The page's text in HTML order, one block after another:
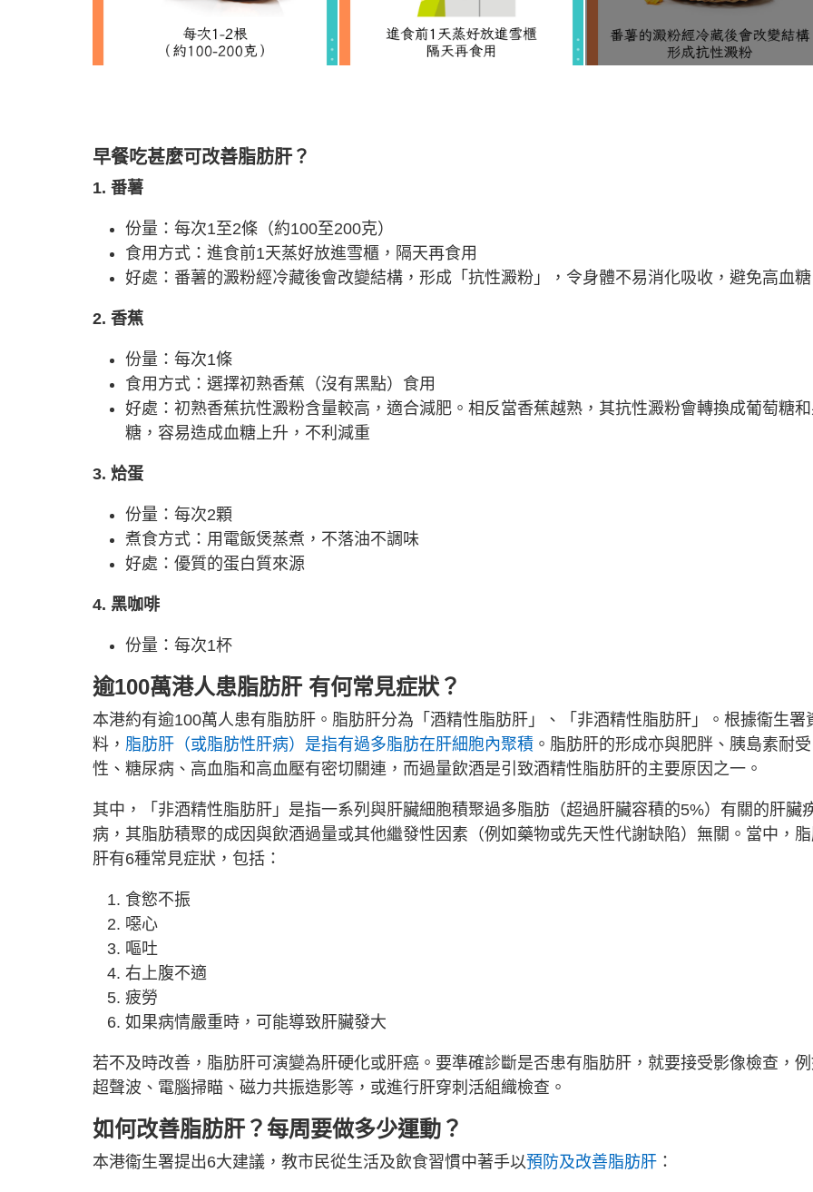
早餐吃甚麼可改善脂肪肝？
1. 番薯
份量：每次1至2條（約100至200克）
食用方式：進食前1天蒸好放進雪櫃，隔天再食用
好處：番薯的澱粉經冷藏後會改變結構，形成「抗性澱粉」，令身體不易消化吸收，避免高血糖
2. 香蕉
份量：每次1條
食用方式：選擇初熟香蕉（沒有黑點）食用
好處：初熟香蕉抗性澱粉含量較高，適合減肥。相反當香蕉越熟，其抗性澱粉會轉換成葡萄糖
糖，容易造成血糖上升，不利減重
3. 烚蛋
份量：每次2顆
煮食方式：用電飯煲蒸煮，不落油不調味
好處：優質的蛋白質來源
4. 黑咖啡
份量：每次1杯
逾100萬港人患脂肪肝 有何常見症狀？
本港約有逾100萬人患有脂肪肝。脂肪肝分為「酒精性脂肪肝」、「非酒精性脂肪肝」。根據衞生署
料， 脂肪肝（或脂肪性肝病）是指有過多脂肪在肝細胞內聚積 。脂肪肝的形成亦與肥胖、胰島素耐受
性、糖尿病、高血脂和高血壓有密切關連，而過量飲酒是引致酒精性脂肪肝的主要原因之一。
其中，「非酒精性脂肪肝」是指一系列與肝臟細胞積聚過多脂肪（超過肝臟容積的5%）有關的肝臟
病，其脂肪積聚的成因與飲酒過量或其他繼發性因素（例如藥物或先天性代謝缺陷）無關。當中，
肝有6種常見症狀，包括：
食慾不振
噁心
嘔吐
右上腹不適
疲勞
如果病情嚴重時，可能導致肝臟發大
若不及時改善，脂肪肝可演變為肝硬化或肝癌。要準確診斷是否患有脂肪肝，就要接受影像檢查，
超聲波、電腦掃瞄、磁力共振造影等，或進行肝穿刺活組織檢查。
如何改善脂肪肝？每周要做多少運動？
本港衞生署提出6大建議，教市民從生活及飲食習慣中著手以預防及改善脂肪肝 ：